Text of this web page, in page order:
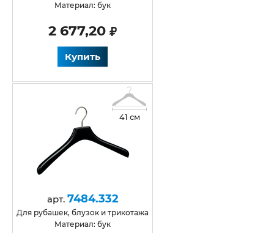
Материал: бук
2 677,20
Купить
41 см
арт. 7484.332
для рубашек, блузок и трикотажа
Материал: бук